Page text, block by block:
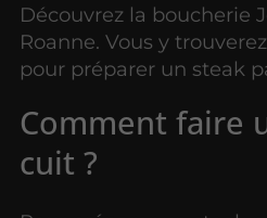
Découvrez la boucherie
Roanne. Vous y
pour préparer un steak
Comment faire
cuit ?